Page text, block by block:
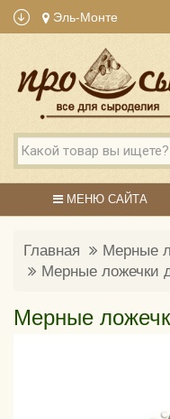
Эль-Монте
МЕНЮ САЙТА
Главная
Мерные
Мерные ложечки
Мерные